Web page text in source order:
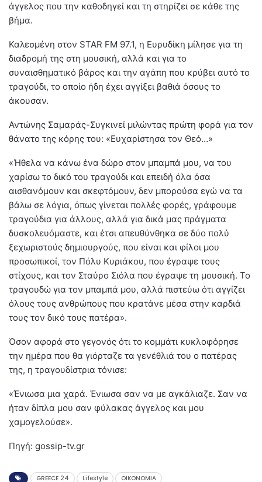
άγγελος που την καθοδηγεί και τη στηρίζει σε κάθε της
βήμα.
Καλεσμένη στον STAR FM 97.1, η Ευρυδίκη μίλησε για τη
διαδρομή της στη μουσική, αλλά και για το
συναισθηματικό βάρος και την αγάπη που κρύβει αυτό το
τραγούδι, το οποίο ήδη έχει αγγίξει βαθιά όσους το
άκουσαν.
Αντώνης Σαμαράς-Συγκινεί μιλώντας πρώτη φορά για τον
θάνατο της κόρης του: «Ευχαρίστησα τον Θεό…»
«Ήθελα να κάνω ένα δώρο στον μπαμπά μου, να του
χαρίσω το δικό του τραγούδι και επειδή όλα όσα
αισθανόμουν και σκεφτόμουν, δεν μπορούσα εγώ να τα
βάλω σε λόγια, όπως γίνεται πολλές φορές, γράφουμε
τραγούδια για άλλους, αλλά για δικά μας πράγματα
δυσκολευόμαστε, και έτσι απευθύνθηκα σε δύο πολύ
ξεχωριστούς δημιουργούς, που είναι και φίλοι μου
προσωπικοί, τον Πόλυ Κυριάκου, που έγραψε τους
στίχους, και τον Σταύρο Σιόλα που έγραψε τη μουσική. Το
τραγουδώ για τον μπαμπά μου, αλλά πιστεύω ότι αγγίζει
όλους τους ανθρώπους που κρατάνε μέσα στην καρδιά
τους τον δικό τους πατέρα».
Όσον αφορά στο γεγονός ότι το κομμάτι κυκλοφόρησε
την ημέρα που θα γιόρταζε τα γενέθλιά του ο πατέρας
της, η τραγουδίστρια τόνισε:
«Ένιωσα μια χαρά. Ένιωσα σαν να με αγκάλιαζε. Σαν να
ήταν δίπλα μου σαν φύλακας άγγελος και μου
χαμογελούσε».
Πηγή: gossip-tv.gr
GREECE 24 Lifestyle OIKONOMIA